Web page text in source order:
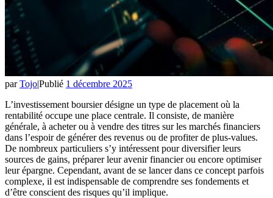
parTojo|Publié 1 décembre 2025
L’investissement boursier désigne un type de placement où la
rentabilité occupe une place centrale. Il consiste, de manière
générale, à acheter ou à vendre des titres sur les marchés financiers
dans l’espoir de générer des revenus ou de profiter de plus-values.
De nombreux particuliers s’y intéressent pour diversifier leurs
sources de gains, préparer leur avenir financier ou encore optimiser
leur épargne. Cependant, avant de se lancer dans ce concept parfois
complexe, il est indispensable de comprendre ses fondements et
d’être conscient des risques qu’il implique.